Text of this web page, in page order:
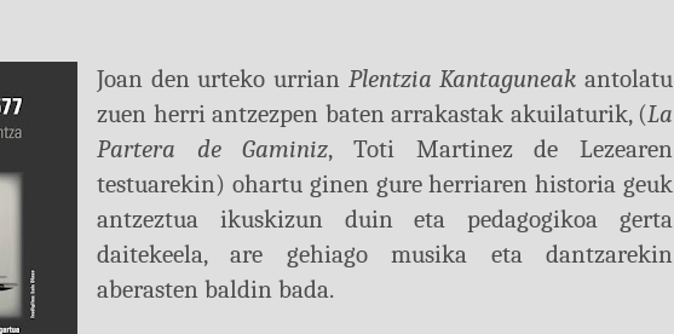
Joan den urteko urrian Plentzia Kantaguneak antolatu
zuen herri antzezpen baten arrakastak akuilaturik, (La
Partera de Gaminiz, Toti Martinez de Lezearen
testuarekin) ohartu ginen gure herriaren historia geuk
antzeztua ikuskizun duin eta pedagogikoa gerta
daitekeela, are gehiago musika eta dantzarekin
aberasten baldin bada.